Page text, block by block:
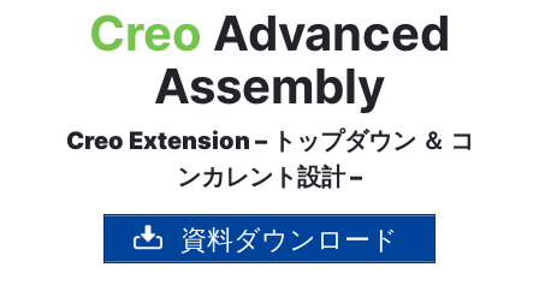
Creo Advanced
Assembly
Creo Extension – トップダウン ＆ コ
ンカレント設計 –
資料ダウンロード